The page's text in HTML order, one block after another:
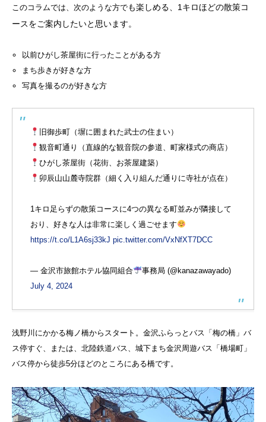
このコラムでは、次のような方でも楽しめる、1キロほどの散策コ
ースをご案内したいと思います。
以前ひがし茶屋街に行ったことがある方
まち歩きが好きな方
写真を撮るのが好きな方
旧御歩町（塀に囲まれた武士の住まい）
観音町通り（直線的な観音院の参道、町家様式の商店）
ひがし茶屋街（花街、お茶屋建築）
卯辰山山麓寺院群（細く入り組んだ通りに寺社が点在）
1キロ足らずの散策コースに4つの異なる町並みが隣接して
おり、好きな人は非常に楽しく過ごせます
https://t.co/L1A6sj33kJ pic.twitter.com/VxNfXT7DCC
— 金沢市旅館ホテル協同組合
事務局 (@kanazawayado)
July 4, 2024
浅野川にかかる梅ノ橋からスタート。金沢ふらっとバス「梅の橋」バ
ス停すぐ、または、北陸鉄道バス、城下まち金沢周遊バス「橋場町」
バス停から徒歩5分ほどのところにある橋です。